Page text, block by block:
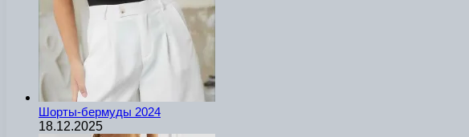
Шорты-бермуды 2024
18.12.2025